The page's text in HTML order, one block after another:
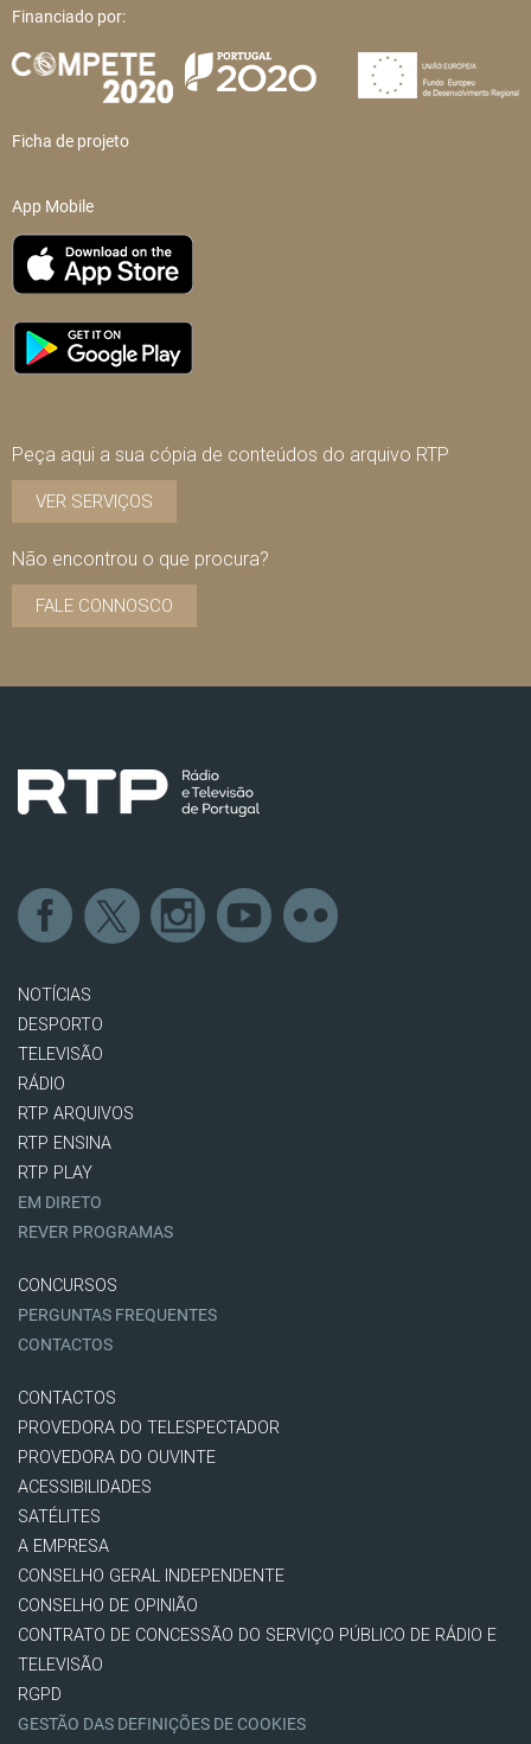
Financiado por:
Ficha de projeto
App Mobile
Peça aqui a sua cópia de conteúdos do arquivo RTP
VER SERVIÇOS
Não encontrou o que procura?
FALE CONNOSCO
NOTÍCIAS
DESPORTO
TELEVISÃO
RÁDIO
RTP ARQUIVOS
RTP ENSINA
RTP PLAY
EM DIRETO
REVER PROGRAMAS
CONCURSOS
PERGUNTAS FREQUENTES
CONTACTOS
CONTACTOS
PROVEDORA DO TELESPECTADOR
PROVEDORA DO OUVINTE
ACESSIBILIDADES
SATÉLITES
A EMPRESA
CONSELHO GERAL INDEPENDENTE
CONSELHO DE OPINIÃO
CONTRATO DE CONCESSÃO DO SERVIÇO PÚBLICO DE RÁDIO E
TELEVISÃO
RGPD
GESTÃO DAS DEFINIÇÕES DE COOKIES